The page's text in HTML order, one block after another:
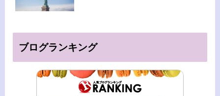
ブログランキング